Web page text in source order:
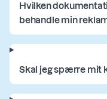
Hvilken
behandle min
Skal jeg spærre mit